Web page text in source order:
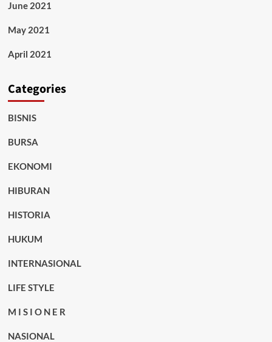
June 2021
May 2021
April 2021
Categories
BISNIS
BURSA
EKONOMI
HIBURAN
HISTORIA
HUKUM
INTERNASIONAL
LIFE STYLE
M I S I O N E R
NASIONAL